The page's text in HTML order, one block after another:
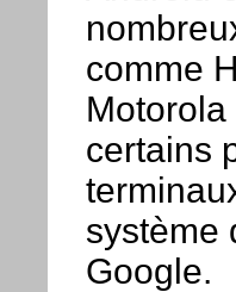
comme
certains
système
Google.